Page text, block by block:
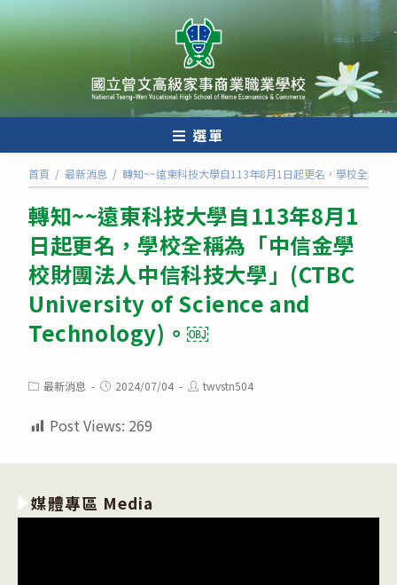
跳
轉
至
內
選單
首頁 / 最新消息 / 轉知~~遠東科技大學自113年8月1日起更名，學校全稱
轉知~~遠東科技大學自113年8月1
日起更名，學校全稱為「中信金學
校財團法人中信科技大學」(CTBC
University of Science and
Technology)。￼
Post最新消息
Post2024/07/04
Posttwvstn504
Post Views: 269
媒體專區 Media